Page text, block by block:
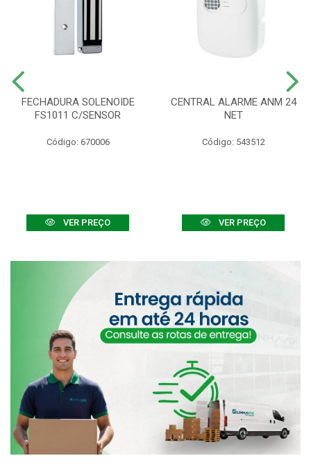
FECHADURA SOLENOIDE
FS1011 C/SENSOR
Código: 670006
VER PREÇO
CENTRAL ALARME ANM 24
NET
Código: 543512
VER PREÇO